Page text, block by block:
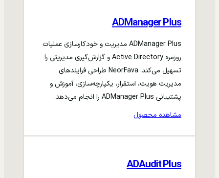
ADManager Plus
ADManager Plus مدیریت و خودکارسازی عملیات
روزمره Active Directory و گزارش‌گیری مدیریتی را
تسهیل می‌کند. NeorFava طراحی فرایندهای
مدیریت هویت، استقرار، یکپارچه‌سازی، آموزش و
پشتیبانی ADManager Plus را انجام می‌دهد.
مشاهده محصول
ADAudit Plus